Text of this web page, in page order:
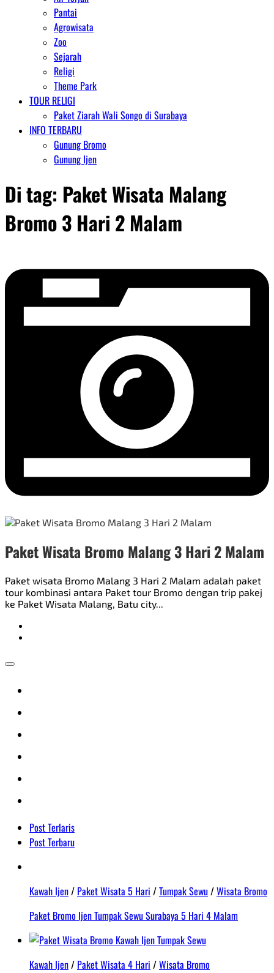
Pantai
Agrowisata
Zoo
Sejarah
Religi
Theme Park
TOUR RELIGI
Paket Ziarah Wali Songo di Surabaya
INFO TERBARU
Gunung Bromo
Gunung Ijen
Di tag: Paket Wisata Malang
Bromo 3 Hari 2 Malam
Paket Wisata Bromo Malang 3 Hari 2 Malam
Paket wisata Bromo Malang 3 Hari 2 Malam adalah paket
tour kombinasi antara Paket tour Bromo dengan trip pakej
ke Paket Wisata Malang, Batu city...
Post Terlaris
Post Terbaru
Kawah Ijen/ Paket Wisata 5 Hari /Tumpak Sewu/Wisata Bromo
Paket Bromo Ijen Tumpak Sewu Surabaya 5 Hari 4 Malam
Kawah Ijen/ Paket Wisata 4 Hari /Wisata Bromo